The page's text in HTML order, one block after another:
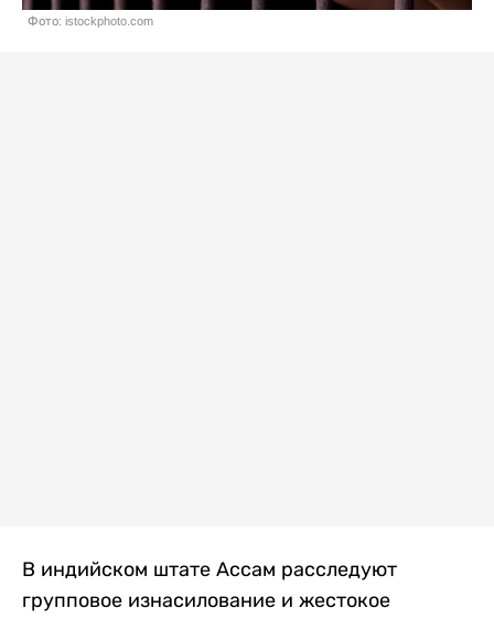
Фото: istockphoto.com
В индийском штате Ассам расследуют
групповое изнасилование и жестокое